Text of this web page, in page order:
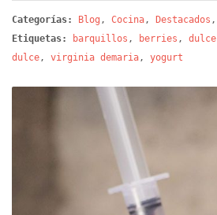
Categorías: Blog , Cocina, Destacados ,
Etiquetas:
barquillos , berries , dulce
dulce, virginia demaria, yogurt